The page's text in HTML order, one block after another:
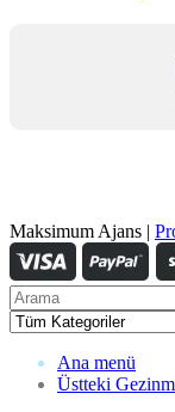
Maksimum Ajans |
Ana menü
Üstteki